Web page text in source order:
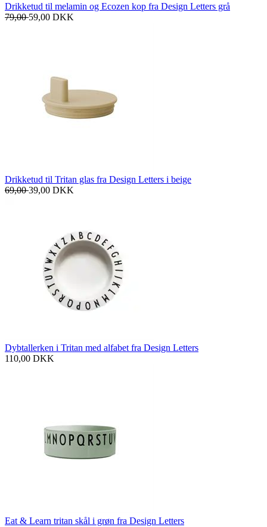
Drikketud til melamin og Ecozen kop fra Design Letters grå
79,0059,00 DKK
Drikketud til Tritan glas fra Design Letters i beige
69,0039,00 DKK
Dybtallerken i Tritan med alfabet fra Design Letters
110,00 DKK
Eat & Learn tritan skål i grøn fra Design Letters